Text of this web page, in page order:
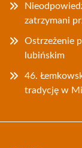
zatrzymani
Ostrzeżenie
lubińskim
46.
tradycję w